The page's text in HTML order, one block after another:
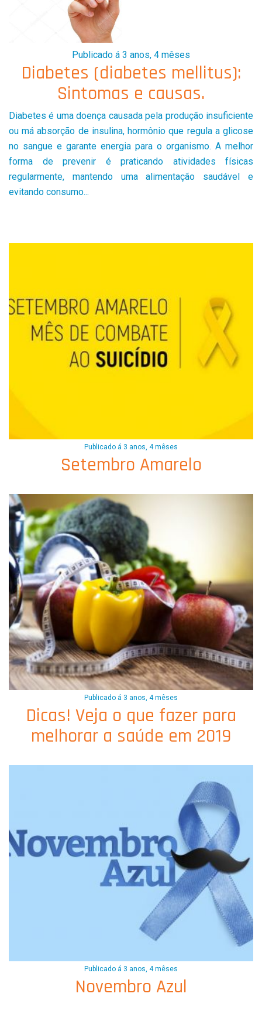
Publicado á 3 anos, 4 mêses
Diabetes (diabetes mellitus):
Sintomas e causas.
Diabetes é uma doença causada pela produção insuficiente
ou má absorção de insulina, hormônio que regula a glicose
no sangue e garante energia para o organismo. A melhor
forma de prevenir é praticando atividades físicas
regularmente, mantendo uma alimentação saudável e
evitando consumo...
Publicado á 3 anos, 4 mêses
Setembro Amarelo
Publicado á 3 anos, 4 mêses
Dicas! Veja o que fazer para
melhorar a saúde em 2019
Publicado á 3 anos, 4 mêses
Novembro Azul